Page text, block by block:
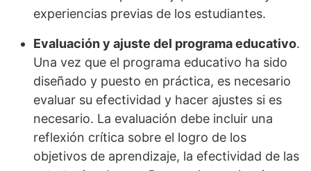
experiencias previas de los estudiantes.
Evaluación y ajuste del programa educativo.
Una vez que el programa educativo ha sido
diseñado y puesto en práctica, es necesario
evaluar su efectividad y hacer ajustes si es
necesario. La evaluación debe incluir una
reflexión crítica sobre el logro de los
objetivos de aprendizaje, la efectividad de las